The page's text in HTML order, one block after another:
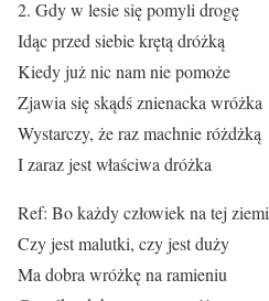
2. Gdy w lesie się pomyli drogę
Idąc przed siebie krętą dróżką
Kiedy już nic nam nie pomoże
Zjawia się skądś znienacka wróżka
Wystarczy, że raz machnie różdżką
I zaraz jest właściwa dróżka
Ref: Bo każdy człowiek na tej ziemi
Czy jest malutki, czy jest duży
Ma dobra wróżkę na ramieniu